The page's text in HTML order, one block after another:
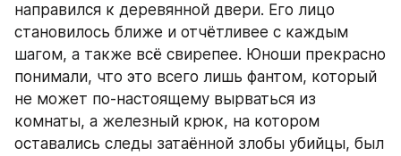
направился к деревянной двери. Его лицо
становилось ближе и отчётливее с каждым
шагом, а также всё свирепее. Юноши прекрасно
понимали, что это всего лишь фантом, который
не может по-настоящему вырваться из
комнаты, а железный крюк, на котором
оставались следы затаённой злобы убийцы, был